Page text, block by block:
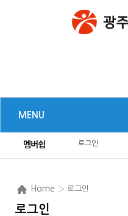
MENU
멤버쉽 로그인
Home › 로그인
로그인